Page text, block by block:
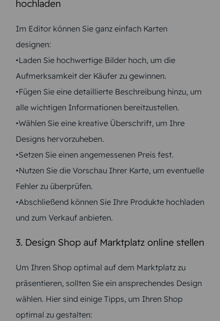
hochladen
Im Editor können Sie ganz einfach Karten
designen:
•Laden Sie hochwertige Bilder hoch, um die
Aufmerksamkeit der Käufer zu gewinnen.
•Fügen Sie eine detaillierte Beschreibung hinzu, um
alle wichtigen Informationen bereitzustellen.
•Wählen Sie eine kreative Überschrift, um Ihre
Designs hervorzuheben.
•Setzen Sie einen angemessenen Preis fest.
•Nutzen Sie die Vorschau Ihrer Karte, um eventuelle
Fehler zu überprüfen.
•Abschließend können Sie Ihre Produkte hochladen
und zum Verkauf anbieten.
3. Design Shop auf Marktplatz online stellen
Um Ihren Shop optimal auf dem Marktplatz zu
präsentieren, sollten Sie ein ansprechendes Design
wählen. Hier sind einige Tipps, um Ihren Shop
optimal zu gestalten: